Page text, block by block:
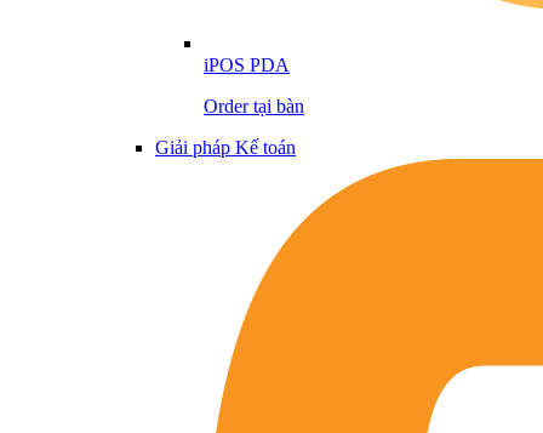
iPOS PDA
Order tại bàn
Giải pháp Kế toán